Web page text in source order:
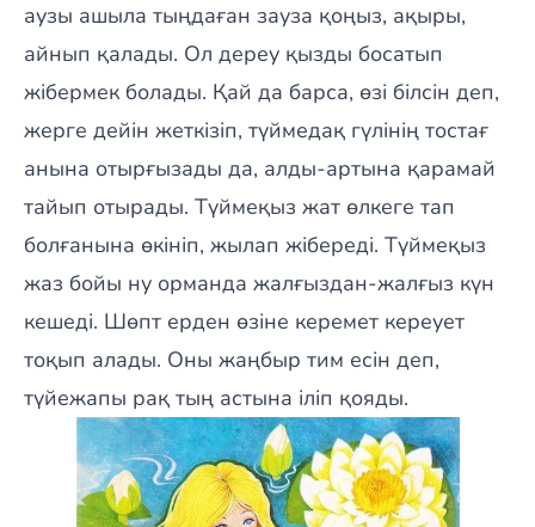
аузы ашыла тыңдаған зауза қоңыз, ақыры,
айнып қалады. Ол дереу қызды босатып
жібермек болады. Қай да барса, өзі білсін деп,
жерге дейін жеткізіп, түймедақ гүлінің тостағ
анына отырғызады да, алды-артына қарамай
тайып отырады. Түймеқыз жат өлкеге тап
болғанына өкініп, жылап жібереді. Түймеқыз
жаз бойы ну орманда жалғыздан-жалғыз күн
кешеді. Шөпт ерден өзіне керемет кереует
тоқып алады. Оны жаңбыр тим есін деп,
түйежапы рақ тың астына іліп қояды.